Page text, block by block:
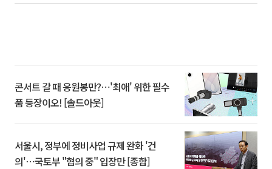
콘서트 갈 때 응원봉만?⋯'최애' 위한 필수
품 등장이오! [솔드아웃]
서울시, 정부에 정비사업 규제 완화 '건
의'⋯국토부 "협의 중" 입장만 [종합]